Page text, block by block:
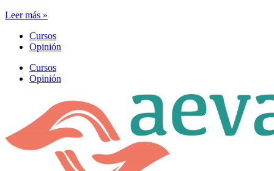
Leer más »
Cursos
Opinión
Cursos
Opinión